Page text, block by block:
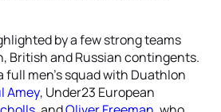
by a few strong teams
British and Russian contingents.
full men’s squad with Duathlon
Amey, Under23 European